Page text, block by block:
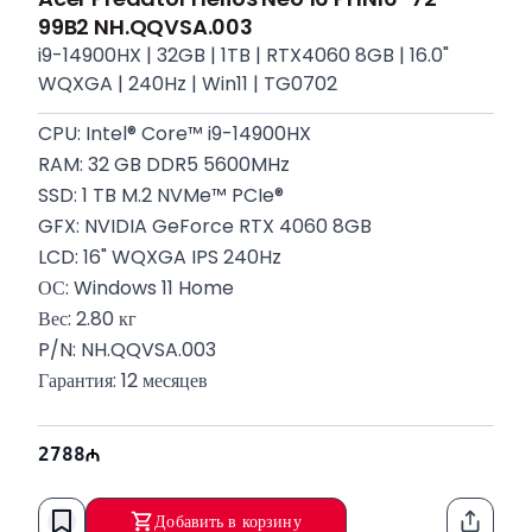
99B2 NH.QQVSA.003
i9-14900HX | 32GB | 1TB | RTX4060 8GB | 16.0"
WQXGA | 240Hz | Win11 | TG0702
CPU: Intel® Core™ i9-14900HX
RAM: 32 GB DDR5 5600MHz
SSD: 1 TB M.2 NVMe™ PCIe®
GFX: NVIDIA GeForce RTX 4060 8GB
LCD: 16" WQXGA IPS 240Hz
ОС: Windows 11 Home
Вес: 2.80 кг
P/N: NH.QQVSA.003
Гарантия: 12 месяцев
2788
Добавить в корзину